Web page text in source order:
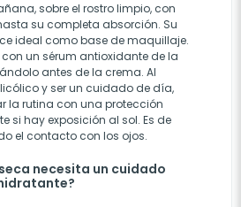
sobre el rostro limpio, con
su completa absorción. Su
ideal como base de maquillaje.
un sérum antioxidante de la
antes de la crema. Al
y ser un cuidado de día,
la rutina con una protección
si hay exposición al sol. Es de
el contacto con los ojos.
necesita un cuidado